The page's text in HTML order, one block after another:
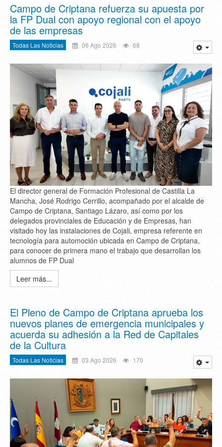
Campo de Criptana refuerza su apuesta por
la FP Dual con apoyo regional con el apoyo
de las empresas
Todas Las Noticias 06 Ago 2026 68
El director general de Formación Profesional de Castilla La
Mancha, José Rodrigo Cerrillo, acompañado por el alcalde de
Campo de Criptana, Santiago Lázaro, así como por los
delegados provinciales de Educación y de Empresas, han
visitado hoy las instalaciones de Cojali, empresa referente en
tecnología para automoción ubicada en Campo de Criptana,
para conocer de primera mano el trabajo que desarrollan los
alumnos de FP Dual
Leer más...
El Pleno de Campo de Criptana aprueba los
nuevos planes de emergencia municipales y
acuerda su adhesión a la Red de Capitales
de la Cultura
Todas Las Noticias 03 Ago 2026 170